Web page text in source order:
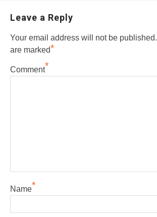
Leave a Reply
Your email address will not be published.
are marked*
Comment*
Name*